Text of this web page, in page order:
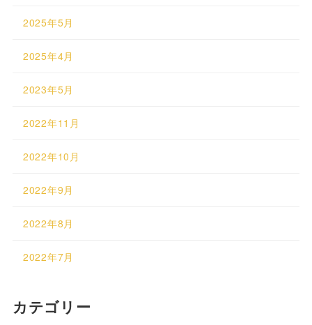
2025年5月
2025年4月
2023年5月
2022年11月
2022年10月
2022年9月
2022年8月
2022年7月
カテゴリー